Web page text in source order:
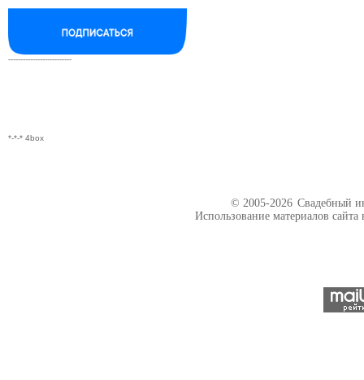
--------------------------
*-*-* 4box
© 2005-2026 Свадебный
Использование материалов